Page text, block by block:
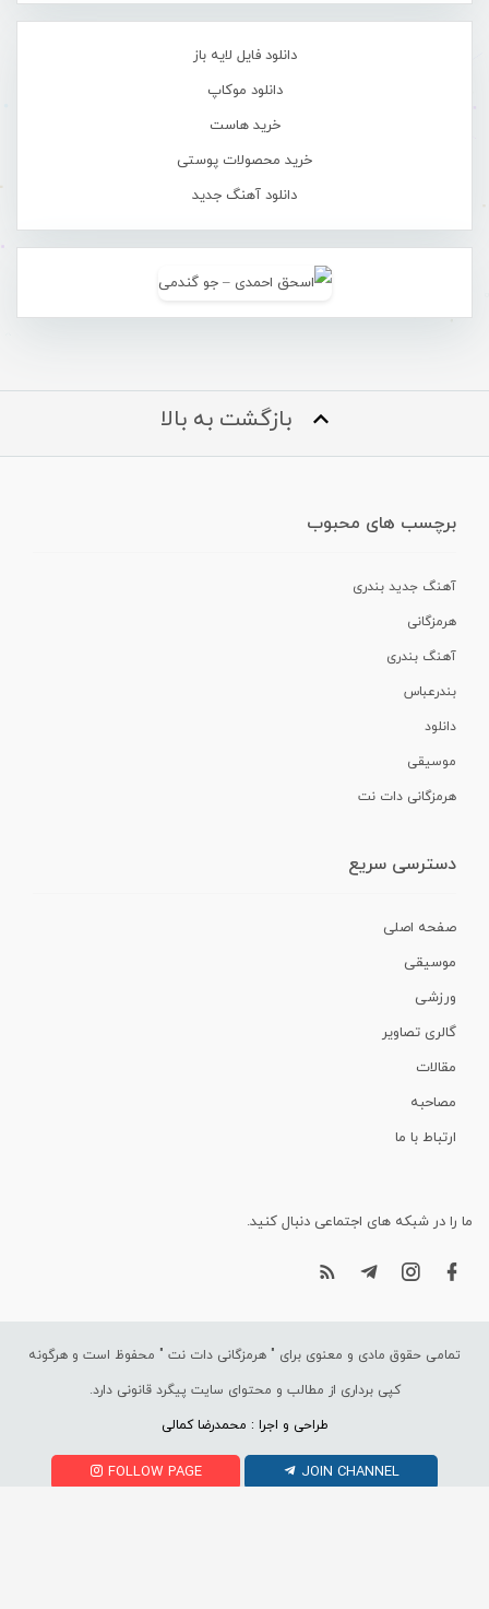
دانلود فایل لایه باز
دانلود موکاپ
خرید هاست
خرید محصولات پوستی
دانلود آهنگ جدید
بازگشت به بالا
برچسب های محبوب
آهنگ جدید بندری
هرمزگانی
آهنگ بندری
بندرعباس
دانلود
موسیقی
هرمزگانی دات نت
دسترسی سریع
صفحه اصلی
موسیقی
ورزشی
گالری تصاویر
مقالات
مصاحبه
ارتباط با ما
ما را در شبکه های اجتماعی دنبال کنید.
تمامی حقوق مادی و معنوی برای " هرمزگانی دات نت " محفوظ است و هرگونه
کپی برداری از مطالب و محتوای سایت پیگرد قانونی دارد.
طراحی و اجرا : محمدرضا کمالی
FOLLOW PAGE JOIN CHANNEL